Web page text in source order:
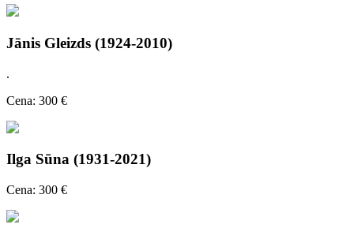
Jānis Gleizds (1924-2010)
.
Cena: 300 €
Ilga Sūna (1931-2021)
Cena: 300 €